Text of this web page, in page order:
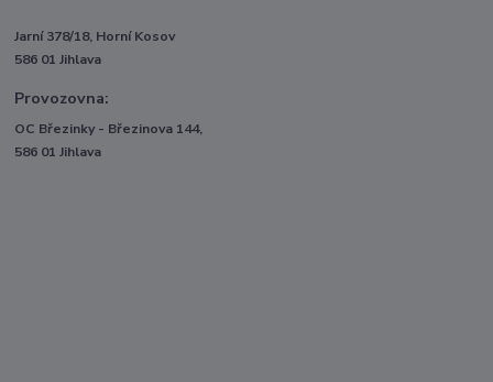
Jarní 378/18, Horní Kosov
586 01 Jihlava
Provozovna:
OC Březinky - Březinova 144,
586 01 Jihlava